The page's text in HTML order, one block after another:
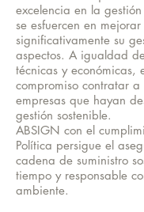
excelencia en la
se esfuercen en mejorar
significativamente su
aspectos. A igualdad
técnicas y económicas,
compromiso contratar a
empresas que hayan
gestión sostenible.
ABSIGN con el
Política persigue el
cadena de suministro
tiempo y responsable
ambiente.